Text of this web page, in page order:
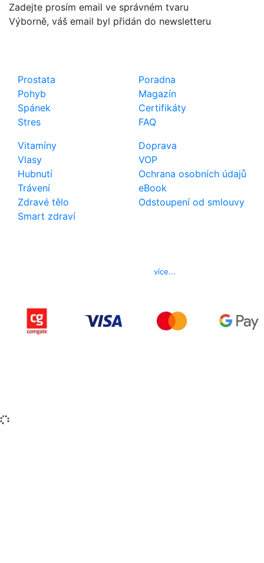
Zadejte prosím email ve správném tvaru
Výborně, váš email byl přidán do newsletteru
Prostata
Pohyb
Spánek
Stres
Vitamíny
Vlasy
Hubnutí
Trávení
Zdravé tělo
Smart zdraví
Poradna
Magazín
Certifikáty
FAQ
Doprava
VOP
Ochrana osobních údajů
eBook
Odstoupení od smlouvy
více...